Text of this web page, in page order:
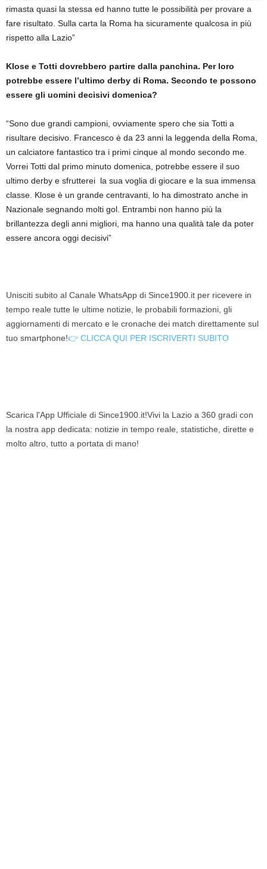
rimasta quasi la stessa ed hanno tutte le possibilità per provare a
fare risultato. Sulla carta la Roma ha sicuramente qualcosa in più
rispetto alla Lazio”
Klose e Totti dovrebbero partire dalla panchina. Per loro
potrebbe essere l’ultimo derby di Roma. Secondo te possono
essere gli uomini decisivi domenica?
“Sono due grandi campioni, ovviamente spero che sia Totti a
risultare decisivo. Francesco è da 23 anni la leggenda della Roma,
un calciatore fantastico tra i primi cinque al mondo secondo me.
Vorrei Totti dal primo minuto domenica, potrebbe essere il suo
ultimo derby e sfrutterei la sua voglia di giocare e la sua immensa
classe. Klose è un grande centravanti, lo ha dimostrato anche in
Nazionale segnando molti gol. Entrambi non hanno più la
brillantezza degli anni migliori, ma hanno una qualità tale da poter
essere ancora oggi decisivi”
Unisciti subito al Canale WhatsApp di Since1900.it per ricevere in
tempo reale tutte le ultime notizie, le probabili formazioni, gli
aggiornamenti di mercato e le cronache dei match direttamente sul
tuo smartphone!👉 CLICCA QUI PER ISCRIVERTI SUBITO
Scarica l'App Ufficiale di Since1900.it!Vivi la Lazio a 360 gradi con
la nostra app dedicata: notizie in tempo reale, statistiche, dirette e
molto altro, tutto a portata di mano!